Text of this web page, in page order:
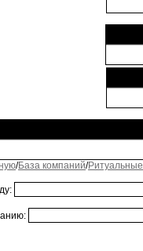
/База компаний/